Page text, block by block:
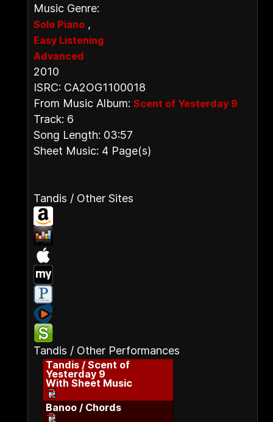
Music Genre:
Solo Piano ,
Easy Listening
Advanced
2010
ISRC: CA2OG1100018
From Music Album: Scent of Yesterday 9
Track: 6
Song Length: 03:57
Sheet Music: 4 Page(s)
Tandis / Other Sites
Tandis / Other Performances
Tandis / Scent of
Yesterday 9
With Sheet Music
Banoo / Chords